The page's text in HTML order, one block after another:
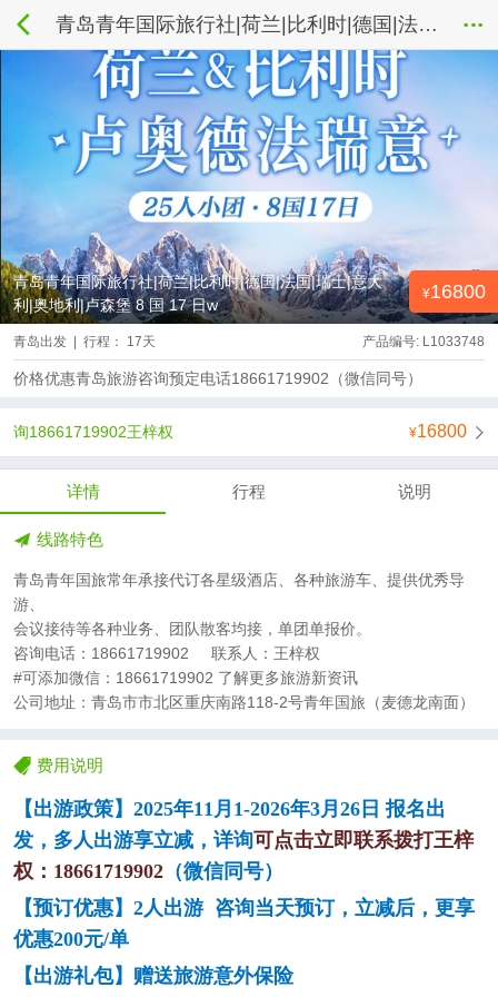
青岛青年国际旅行社|荷兰|比利时|德国|法国|瑞士|意大利|奥地利|卢森堡 8 国 17 日w
青岛青年国际旅行社|荷兰|比利时|德国|法国|瑞士|意大
利|奥地利|卢森堡 8 国 17 日w
16800
产品编号: L1033748
青岛出发 | 行程： 17天
价格优惠青岛旅游咨询预定电话18661719902（微信同号）
16800
询18661719902王梓权
详情 行程 说明
线路特色
青岛青年国旅常年承接代订各星级酒店、各种旅游车、提供优秀导
游、
会议接待等各种业务、团队散客均接，单团单报价。
咨询电话：18661719902 联系人：王梓权
#可添加微信：18661719902 了解更多旅游新资讯
公司地址：青岛市市北区重庆南路118-2号青年国旅（麦德龙南面）
费用说明
【出游政策】 2025年11月 1-2026年3月 26 日 报名出
发，多人出游享立减，详询可点击立即联系拨打王梓
权： 18661719902 （微信同号）
【预订优惠】 2人出游 咨询当天预订，立减后，更享
优惠200元/单
【出游礼包】赠送旅游意外保险